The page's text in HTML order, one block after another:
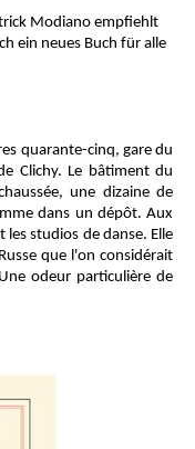
Modiano empfiehlt
ein neues Buch für alle
quarante-cinq, gare du
Clichy. Le bâtiment du
une dizaine de
dans un dépôt. Aux
les studios de danse. Elle
que l'on considérait
odeur particulière de